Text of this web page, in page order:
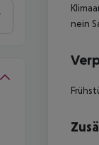
nein